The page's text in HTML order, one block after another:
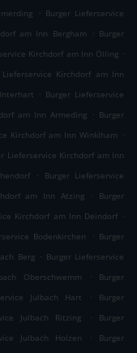
. Burger Lieferservice
am Inn Bergham . Burger
Kirchdorf am Inn Ölling .
Lieferservice Kirchdorf am Inn
. Burger Lieferservice
am Inn Armeding . Burger
Kirchdorf am Inn Winklham .
Lieferservice Kirchdorf am Inn
.
Burger Lieferservice
am Inn Atzing .
Burger
Kirchdorf am Inn Deindorf .
Bodenkirchen . Burger
Berg . Burger Lieferservice
Oberschwemm .
Burger
Julbach Hart .
Burger
Julbach Ritzing .
Burger
Julbach Holzen .
Burger